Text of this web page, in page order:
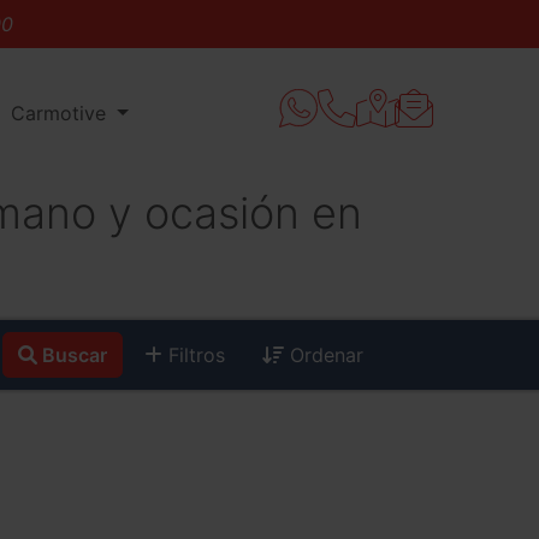
Carmotive
y ocasión en
Buscar Filtros Ordenar